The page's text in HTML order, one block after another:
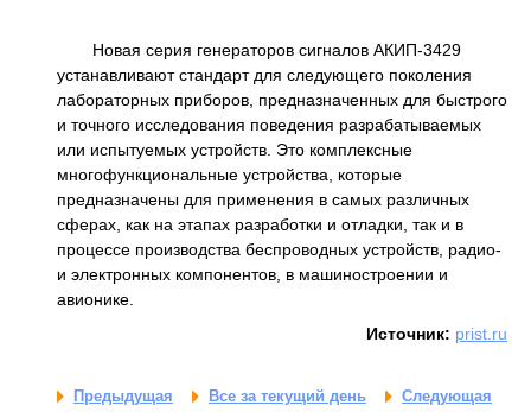
Новая серия генераторов сигналов АКИП-3429
устанавливают стандарт для следующего поколения
лабораторных приборов, предназначенных для быстрого
и точного исследования поведения разрабатываемых
или испытуемых устройств. Это комплексные
многофункциональные устройства, которые
предназначены для применения в самых различных
сферах, как на этапах разработки и отладки, так и в
процессе производства беспроводных устройств, радио-
и электронных компонентов, в машиностроении и
авионике.
Источник: prist.ru
Предыдущая Все за текущий день Следующая